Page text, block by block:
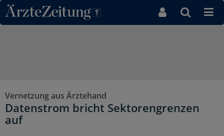
Direkt zum Inhaltsbereich
Vernetzung aus Ärztehand
Datenstrom bricht Sektorengrenzen
auf